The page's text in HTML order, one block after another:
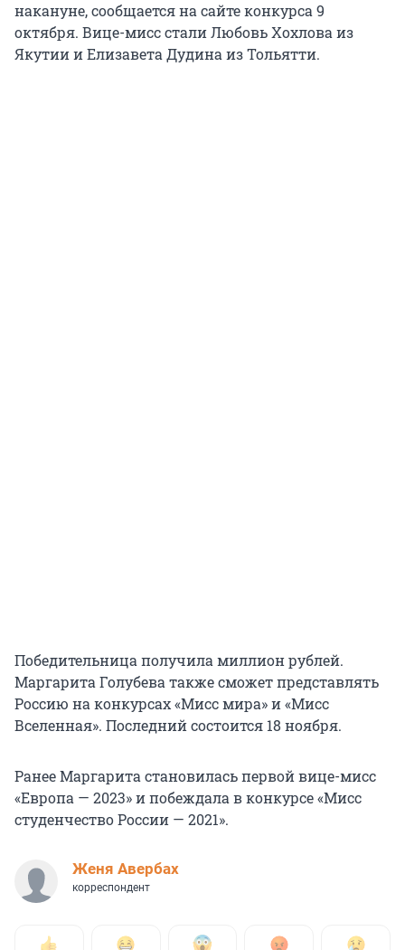
накануне, сообщается на сайте конкурса 9
октября. Вице-мисс стали Любовь Хохлова из
Якутии и Елизавета Дудина из Тольятти.
Победительница получила миллион рублей.
Маргарита Голубева также сможет представлять
Россию на конкурсах «Мисс мира» и «Мисс
Вселенная». Последний состоится 18 ноября.
Ранее Маргарита становилась первой вице-мисс
«Европа — 2023» и побеждала в конкурсе «Мисс
студенчество России — 2021».
Женя Авербах
корреспондент